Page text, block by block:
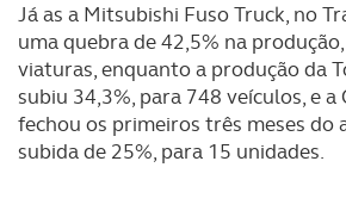
Consulte a política de cookies do site.
Já as a Mitsubishi Fuso Truck, no
uma quebra de 42,5% na
viaturas, enquanto a produção da
subiu 34,3%, para 748 veículos, e a
fechou os primeiros três meses do
subida de 25%, para 15 unidades.